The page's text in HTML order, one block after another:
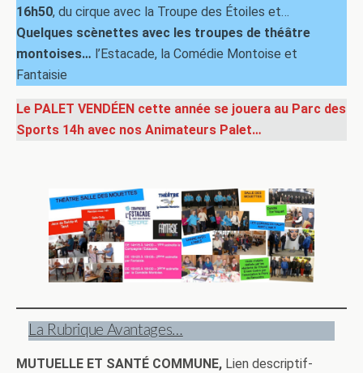
16h50, du cirque avec la Troupe des Étoiles et…
Quelques scènettes avec les troupes de théâtre
montoises… l’Estacade, la Comédie Montoise et
Fantaisie
Le PALET VENDÉEN cette année se jouera au Parc des
Sports 14h avec nos Animateurs Palet…
La Rubrique Avantages…
MUTUELLE ET SANTÉ COMMUNE, Lien descriptif-